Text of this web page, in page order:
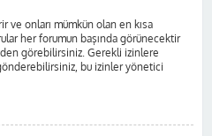
ve onları mümkün olan en kısa
her forumun başında görünecektir
görebilirsiniz. Gerekli izinlere
bu izinler yönetici